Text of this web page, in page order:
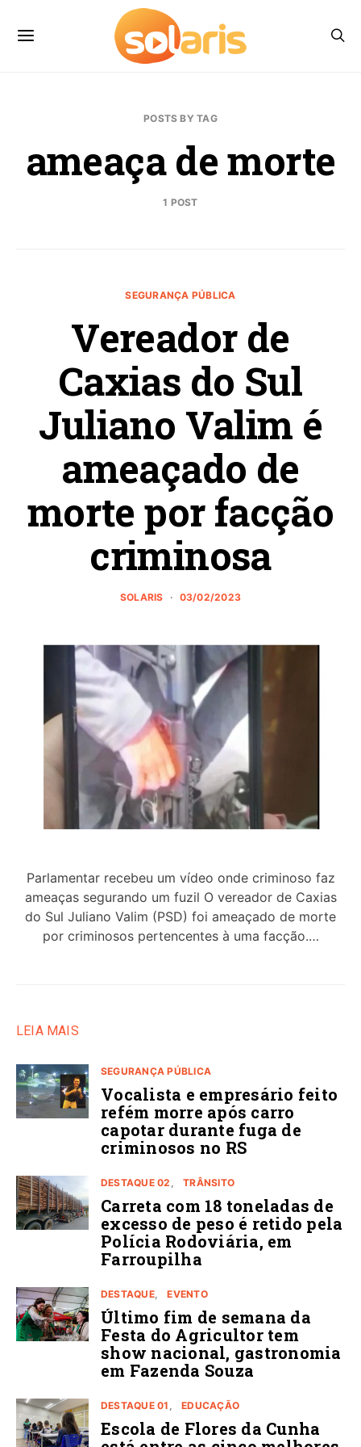
POSTS BY TAG
ameaça de morte
1 POST
SEGURANÇA PÚBLICA
Vereador de
Caxias do Sul
Juliano Valim é
ameaçado de
morte por facção
criminosa
SOLARIS 03/02/2023
Parlamentar recebeu um vídeo onde criminoso faz
ameaças segurando um fuzil O vereador de Caxias
do Sul Juliano Valim (PSD) foi ameaçado de morte
por criminosos pertencentes à uma facção.…
LEIA MAIS
SEGURANÇA PÚBLICA
Vocalista e empresário feito
refém morre após carro
capotar durante fuga de
criminosos no RS
DESTAQUE 02 TRÂNSITO
Carreta com 18 toneladas de
excesso de peso é retido pela
Polícia Rodoviária, em
Farroupilha
DESTAQUE EVENTO
Último fim de semana da
Festa do Agricultor tem
show nacional, gastronomia
em Fazenda Souza
DESTAQUE 01 EDUCAÇÃO
Escola de Flores da Cunha